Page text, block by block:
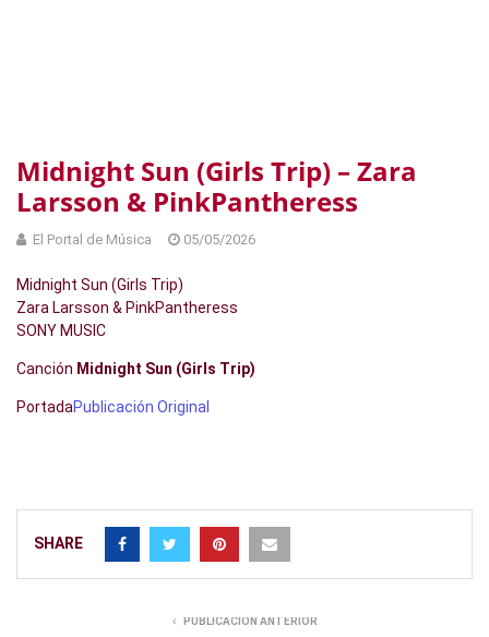
Midnight Sun (Girls Trip) – Zara
Larsson & PinkPantheress
El Portal de Música 05/05/2026
Midnight Sun (Girls Trip)
Zara Larsson & PinkPantheress
SONY MUSIC
Canción Midnight Sun (Girls Trip)
PortadaPublicación Original
SHARE
PUBLICACIÓN ANTERIOR